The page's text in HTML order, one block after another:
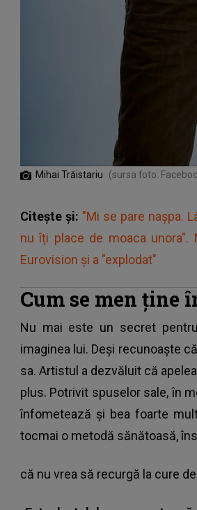
Mihai Trăistariu (sursa foto:
Citește și: "Mi se pare nașpa.
nu îți place de moaca
Eurovision și a "explodat"
Cum se men ține
Nu mai este un secret
imaginea lui. Deși recunoaște
sa. Artistul a dezvăluit că
plus. Potrivit spuselor sale, în
înfometează și bea foarte
tocmai o metodă sănătoasă,
că nu vrea să recurgă la cure